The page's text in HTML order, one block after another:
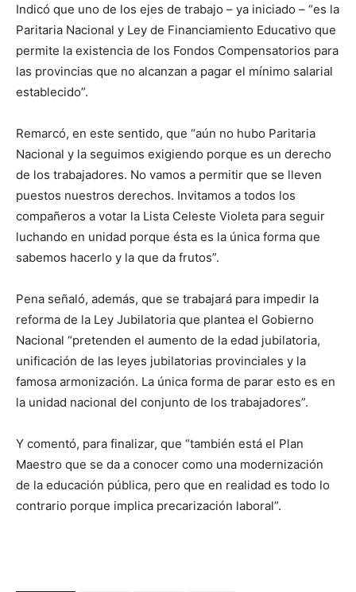
Indicó que uno de los ejes de trabajo – ya iniciado – “es la
Paritaria Nacional y Ley de Financiamiento Educativo que
permite la existencia de los Fondos Compensatorios para
las provincias que no alcanzan a pagar el mínimo salarial
establecido”.
Remarcó, en este sentido, que “aún no hubo Paritaria
Nacional y la seguimos exigiendo porque es un derecho
de los trabajadores. No vamos a permitir que se lleven
puestos nuestros derechos. Invitamos a todos los
compañeros a votar la Lista Celeste Violeta para seguir
luchando en unidad porque ésta es la única forma que
sabemos hacerlo y la que da frutos”.
Pena señaló, además, que se trabajará para impedir la
reforma de la Ley Jubilatoria que plantea el Gobierno
Nacional “pretenden el aumento de la edad jubilatoria,
unificación de las leyes jubilatorias provinciales y la
famosa armonización. La única forma de parar esto es en
la unidad nacional del conjunto de los trabajadores”.
Y comentó, para finalizar, que “también está el Plan
Maestro que se da a conocer como una modernización
de la educación pública, pero que en realidad es todo lo
contrario porque implica precarización laboral”.